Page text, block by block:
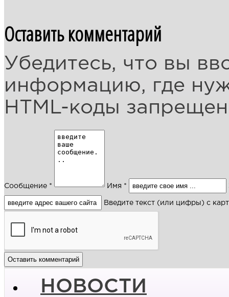
Оставить комментарий
Убедитесь, что вы
информацию, где
HTML-коды
Сообщение * Имя *
Введите текст (или цифры) с
НОВОСТИ